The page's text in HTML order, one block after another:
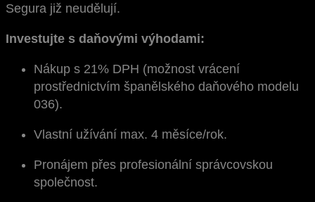
Segura již neudělují.
Investujte s daňovými výhodami:
Nákup s 21% DPH (možnost vrácení
prostřednictvím španělského daňového modelu
036).
Vlastní užívání max. 4 měsíce/rok.
Pronájem přes profesionální správcovskou
společnost.